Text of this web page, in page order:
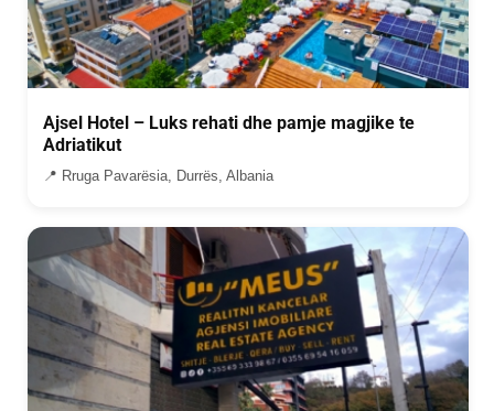
Ajsel Hotel – Luks rehati dhe pamje magjike te
Adriatikut
📍 Rruga Pavarësia, Durrës, Albania